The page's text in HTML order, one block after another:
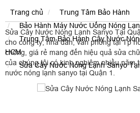
Trang chủ
Trung Tâm Bảo Hành
Bảo Hành Máy Nước Uống Nóng
Trung Tâm Bảo Hành Cây Nước
HCM
Sửa Cây Nước Nóng Lạnh Sanyo
Sửa Cây Nước Nóng Lạnh Sanyo Tại
cho công ty, nhà dân, văn phòng tại Tp
chóng, giá rẻ mang đến hiệu quả sửa
của chúng tôi có kinh nghiệm nhiều năm
nước nóng lạnh sanyo tại Quận 1.